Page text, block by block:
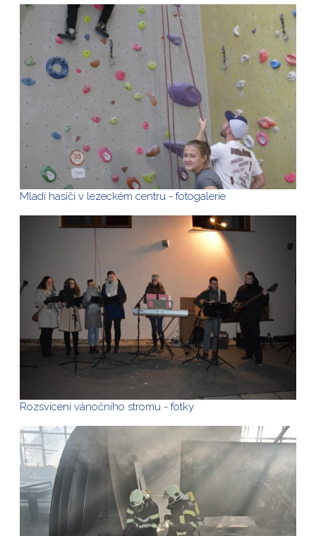
Mladí hasiči v lezeckém centru - fotogalerie
Rozsvícení vánočního stromu - fotky